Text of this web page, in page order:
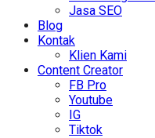
Jasa SEO
Blog
Kontak
Klien Kami
Content Creator
FB Pro
Youtube
IG
Tiktok